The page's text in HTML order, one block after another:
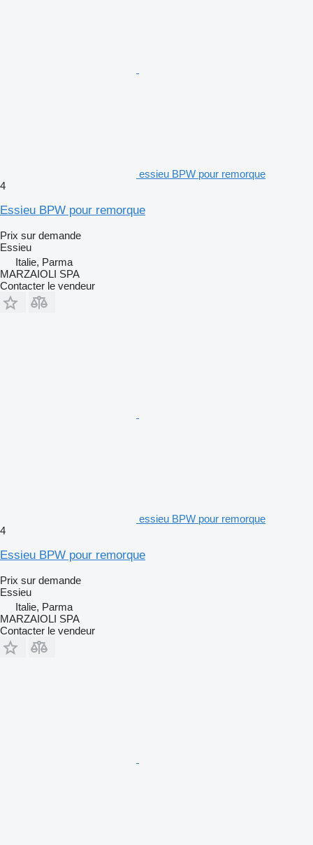
essieu BPW pour remorque
4
Essieu BPW pour remorque
Prix sur demande
Essieu
Italie, Parma
MARZAIOLI SPA
Contacter le vendeur
essieu BPW pour remorque
4
Essieu BPW pour remorque
Prix sur demande
Essieu
Italie, Parma
MARZAIOLI SPA
Contacter le vendeur